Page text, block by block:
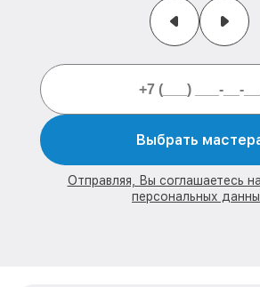
Выбрать
Отправляя, Вы соглашаетесь
персональных